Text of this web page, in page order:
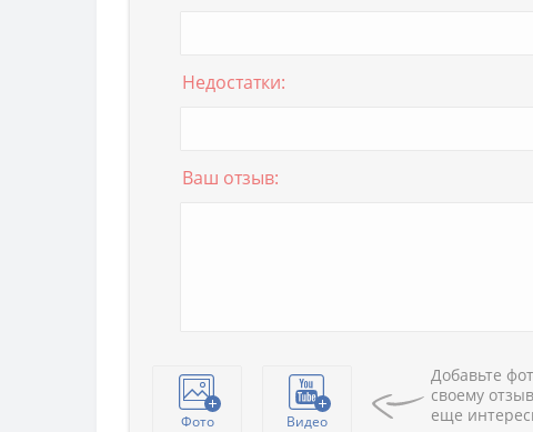
Недостатки:
Ваш отзыв:
Фото Видео
Добавьте
своему
еще